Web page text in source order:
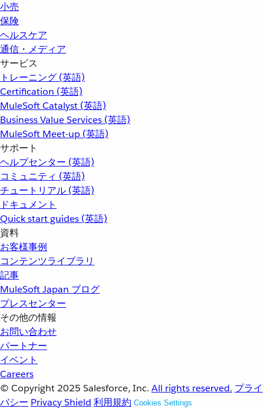
小売
保険
ヘルスケア
通信・メディア
サービス
トレーニング (英語)
Certification (英語)
MuleSoft Catalyst (英語)
Business Value Services (英語)
MuleSoft Meet-up (英語)
サポート
ヘルプセンター (英語)
コミュニティ (英語)
チュートリアル (英語)
ドキュメント
Quick start guides (英語)
資料
お客様事例
コンテンツライブラリ
記事
MuleSoft Japan ブログ
プレスセンター
その他の情報
お問い合わせ
パートナー
イベント
Careers
© Copyright 2025 Salesforce, Inc. All rights reserved. プライ
バシー Privacy Shield 利用規約 Cookies Settings